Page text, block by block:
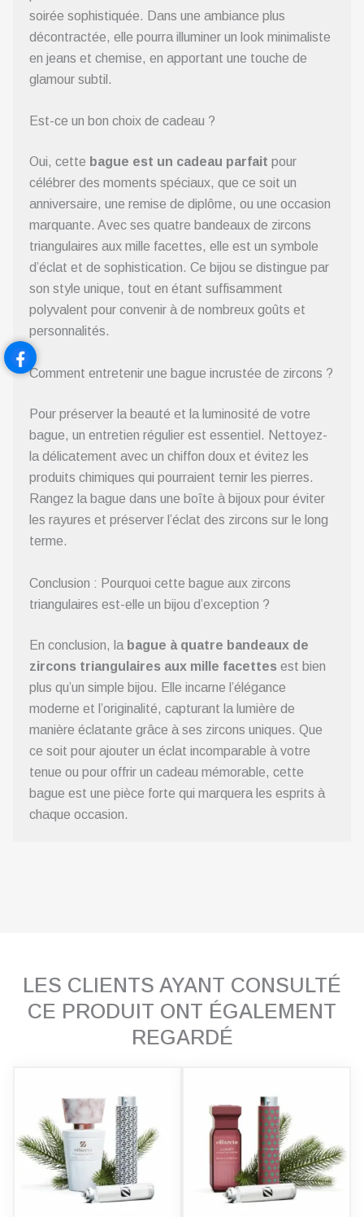
soirée sophistiquée. Dans une ambiance plus
décontractée, elle pourra illuminer un look minimaliste
en jeans et chemise, en apportant une touche de
glamour subtil.
Est-ce un bon choix de cadeau ?
Oui, cette bague est un cadeau parfait pour
célébrer des moments spéciaux, que ce soit un
anniversaire, une remise de diplôme, ou une occasion
marquante. Avec ses quatre bandeaux de zircons
triangulaires aux mille facettes, elle est un symbole
d’éclat et de sophistication. Ce bijou se distingue par
son style unique, tout en étant suffisamment
polyvalent pour convenir à de nombreux goûts et
personnalités.
Comment entretenir une bague incrustée de zircons ?
Pour préserver la beauté et la luminosité de votre
bague, un entretien régulier est essentiel. Nettoyez-
la délicatement avec un chiffon doux et évitez les
produits chimiques qui pourraient ternir les pierres.
Rangez la bague dans une boîte à bijoux pour éviter
les rayures et préserver l’éclat des zircons sur le long
terme.
Conclusion : Pourquoi cette bague aux zircons
triangulaires est-elle un bijou d’exception ?
En conclusion, la bague à quatre bandeaux de
zircons triangulaires aux mille facettes est bien
plus qu’un simple bijou. Elle incarne l’élégance
moderne et l’originalité, capturant la lumière de
manière éclatante grâce à ses zircons uniques. Que
ce soit pour ajouter un éclat incomparable à votre
tenue ou pour offrir un cadeau mémorable, cette
bague est une pièce forte qui marquera les esprits à
chaque occasion.
LES CLIENTS AYANT CONSULTÉ
CE PRODUIT ONT ÉGALEMENT
REGARDÉ